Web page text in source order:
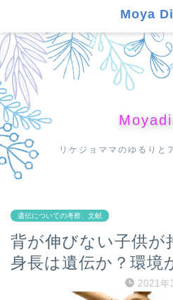
Moya
リケジョママのゆるりと
遺伝についての考察、文献
背が伸びない子供が
身長は遺伝か？環境
2021年